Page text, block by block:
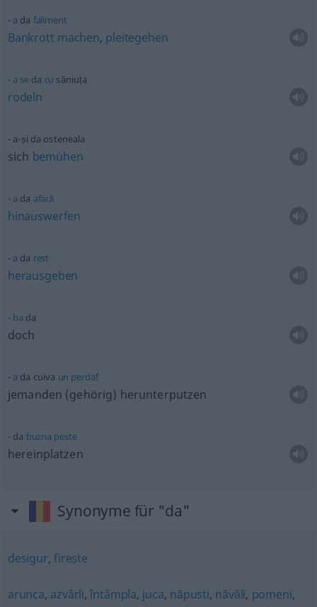
a da faliment
Bankrott machen, pleitegehen
a se da cu săniuța
rodeln
a-și da osteneala
sich bemühen
a da afară
hinauswerfen
a da rest
herausgeben
ba da
doch
a da cuiva un perdaf
jemanden (gehörig) herunterputzen
da buzna peste
hereinplatzen
Synonyme für "da"
desigur,firește
arunca, azvârli,întâmpla, juca, năpusti, năvăli, pomeni,